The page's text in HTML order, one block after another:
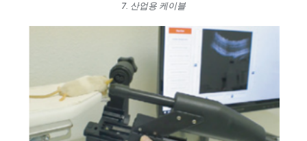
7. 산업용 케이블